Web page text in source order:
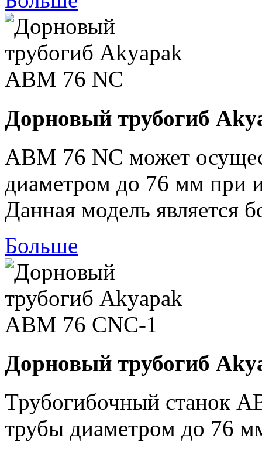
Дорновый трубогиб
ABM 76 NC может
диаметром до 76 мм при
Данная модель является
Больше
Дорновый трубогиб
Трубогибочный станок
трубы диаметром до 76